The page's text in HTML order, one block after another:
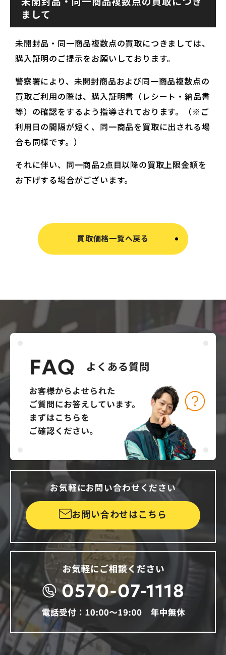
まして
未開封品・同一商品複数点の買取につきましては、
購入証明のご提示をお願いしております。
警察署により、未開封商品および同一商品複数点の
買取ご利用の際は、購入証明書（レシート・納品書
等）の確認をするよう指導されております。（※ご
利用日の間隔が短く、同一商品を買取に出される場
合も同様です。）
それに伴い、同一商品2点目以降の買取上限金額を
お下げする場合がございます。
買取価格一覧へ戻る
お気軽にお問い合わせください
お問い合わせはこちら